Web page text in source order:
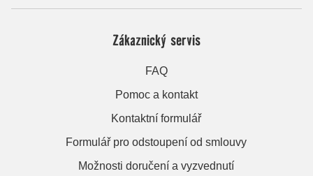
Zákaznický servis
FAQ
Pomoc a kontakt
Kontaktní formulář
Formulář pro odstoupení od smlouvy
Možnosti doručení a vyzvednutí